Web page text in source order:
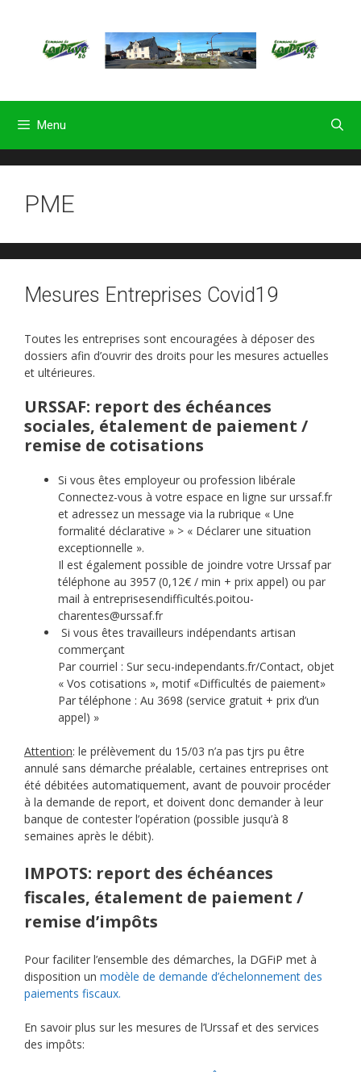
Menu
PME
Mesures Entreprises Covid19
Toutes les entreprises sont encouragées à déposer des
dossiers afin d’ouvrir des droits pour les mesures actuelles
et ultérieures.
URSSAF: report des échéances
sociales, étalement de paiement /
remise de cotisations
Si vous êtes employeur ou profession libérale
Connectez-vous à votre espace en ligne sur urssaf.fr
et adressez un message via la rubrique « Une
formalité déclarative » > « Déclarer une situation
exceptionnelle ».
Il est également possible de joindre votre Urssaf par
téléphone au 3957 (0,12€ / min + prix appel) ou par
mail à entreprisesendifficultés.poitou-
charentes@urssaf.fr
Si vous êtes travailleurs indépendants artisan
commerçant
Par courriel : Sur secu-independants.fr/Contact, objet
« Vos cotisations », motif «Difficultés de paiement»
Par téléphone : Au 3698 (service gratuit + prix d’un
appel) »
Attention: le prélèvement du 15/03 n’a pas tjrs pu être
annulé sans démarche préalable, certaines entreprises ont
été débitées automatiquement, avant de pouvoir procéder
à la demande de report, et doivent donc demander à leur
banque de contester l’opération (possible jusqu’à 8
semaines après le débit).
IMPOTS: report des échéances
fiscales, étalement de paiement /
remise d’impôts
Pour faciliter l’ensemble des démarches, la DGFiP met à
disposition un modèle de demande d’échelonnement des
paiements fiscaux.
En savoir plus sur les mesures de l’Urssaf et des services
des impôts: